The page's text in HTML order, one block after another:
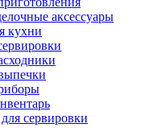
аксессуары
кухни
сервировки